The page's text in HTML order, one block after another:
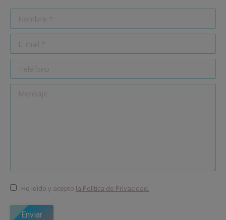
He leído y acepto la Política de Privacidad.
Enviar